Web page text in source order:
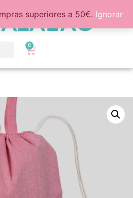
superiores a 50€. Ignorar
0